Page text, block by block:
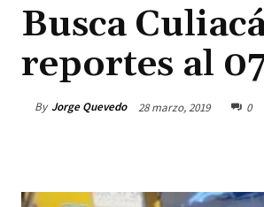
Busca
reportes al
By Jorge Quevedo 28 marzo, 2019 0